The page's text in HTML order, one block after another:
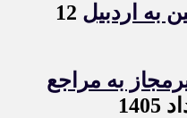
12
غیرمجاز به مراجع